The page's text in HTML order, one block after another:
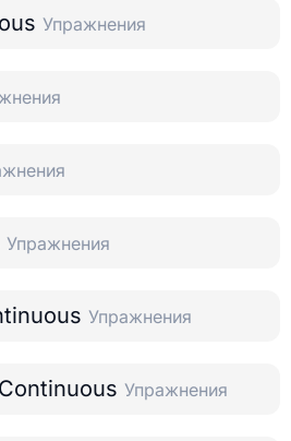
Упражнения
Упражнения
Упражнения
Упражнения